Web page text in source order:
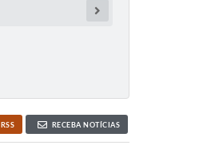
RSS RECEBA NOTÍCIAS